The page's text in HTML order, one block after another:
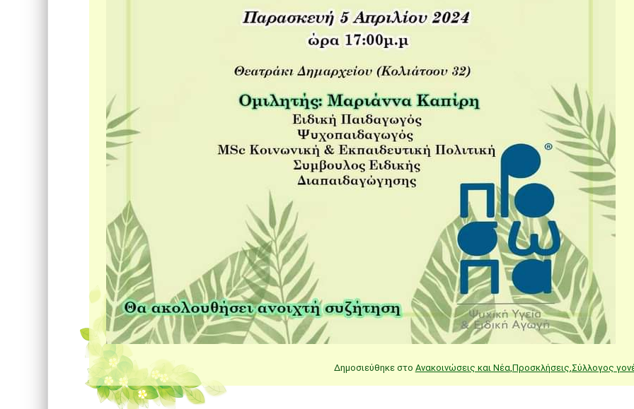
Δημοσιεύθηκε στο Ανακοινώσεις και Νέα, Προσκλήσεις Σύλλογος